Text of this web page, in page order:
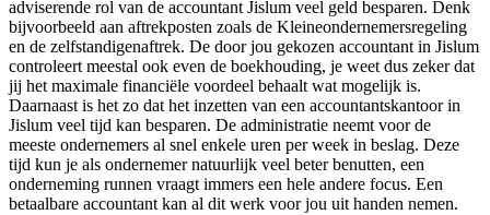
adviserende rol van de accountant Jislum veel geld besparen. Denk
bijvoorbeeld aan aftrekposten zoals de Kleineondernemersregeling
en de zelfstandigenaftrek. De door jou gekozen accountant in Jislum
controleert meestal ook even de boekhouding, je weet dus zeker dat
jij het maximale financiële voordeel behaalt wat mogelijk is.
Daarnaast is het zo dat het inzetten van een accountantskantoor in
Jislum veel tijd kan besparen. De administratie neemt voor de
meeste ondernemers al snel enkele uren per week in beslag. Deze
tijd kun je als ondernemer natuurlijk veel beter benutten, een
onderneming runnen vraagt immers een hele andere focus. Een
betaalbare accountant kan al dit werk voor jou uit handen nemen.